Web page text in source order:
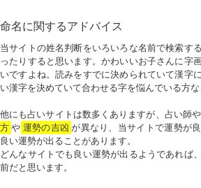
命名に関するアドバイス
当サイトの姓名判断をいろいろな名前で検索す
ったりすると思います。かわいいお子さんに字
いですよね。読みをすでに決められていて漢字
い漢字を決めていて合わせる字を悩んでいる方な
他にも占いサイトは数多くありますが、占い師や
方 や 運勢の吉凶 が異なり、当サイトで運勢が
良い運勢が出ることがあります。
どんなサイトでも良い運勢が出るようであれば
前だと思います。